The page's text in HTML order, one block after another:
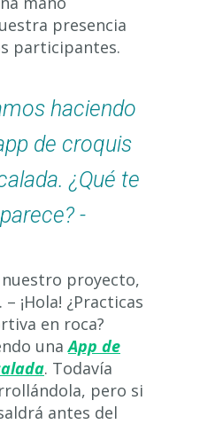
presencia
participantes.
haciendo
de croquis
¿Qué te
parece? -
proyecto,
¡Hola! ¿Practicas
en roca?
unaApp de
. Todavía
pero si
antes del